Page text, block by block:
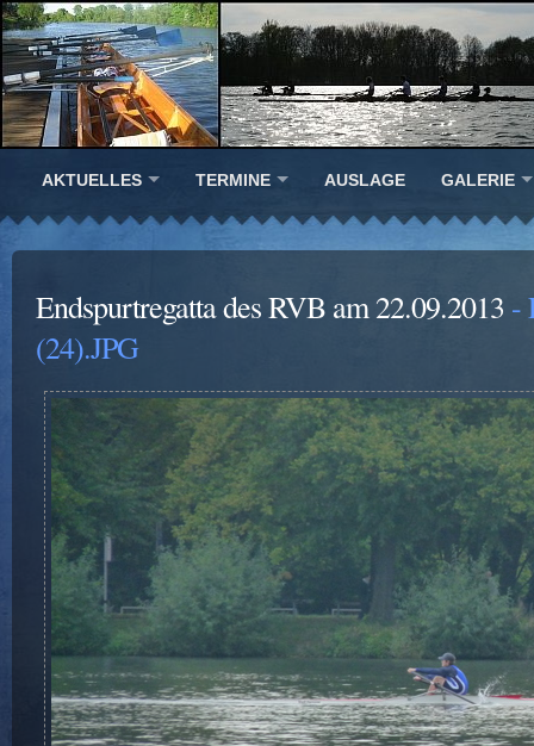
AKTUELLES TERMINE AUSLAGE GALERIE
Endspurtregatta des RVB am 22.09.2013 -
(24).JPG